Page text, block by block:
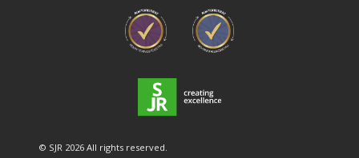
© SJR 2026 All rights reserved.